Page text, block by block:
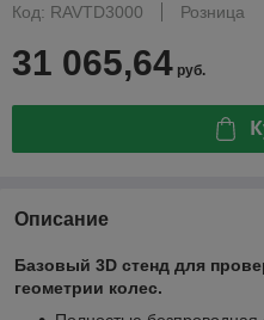
Код: RAVTD3000
Розница
31 065,64 руб.
Описание
Базовый 3D стенд для
геометрии колес.